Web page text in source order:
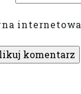
internetowa